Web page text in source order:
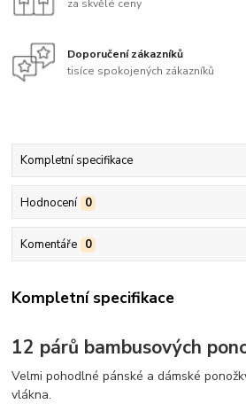
za skvělé ceny
Doporučení zákazníků
tisíce spokojených zákazníků
Kompletní specifikace
Hodnocení 0
Komentáře 0
Kompletní specifikace
12 párů bambusových
Velmi pohodlné pánské a dámské
vlákna.